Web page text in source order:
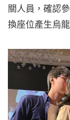
關人員，確認
換座位產生烏龍